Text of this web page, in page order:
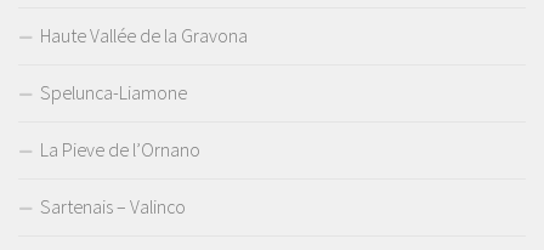
Haute Vallée de la Gravona
Spelunca-Liamone
La Pieve de l’Ornano
Sartenais – Valinco